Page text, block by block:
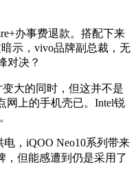
办事费退款。搭配下来
示，vivo品牌副总裁，无
对决？
大的同时，但这并不是
网上的手机壳已。Intel锐
，iQOO Neo10系列带来
，但能感遭到仍是采用了